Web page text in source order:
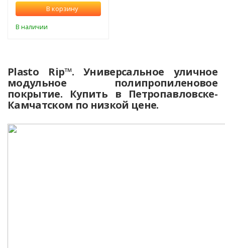
В корзину
В наличии
Plasto Rip™. Универсальное уличное
модульное полипропиленовое
покрытие. Купить в Петропавловске-
Камчатском по низкой цене.